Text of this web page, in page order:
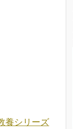
養シリーズ